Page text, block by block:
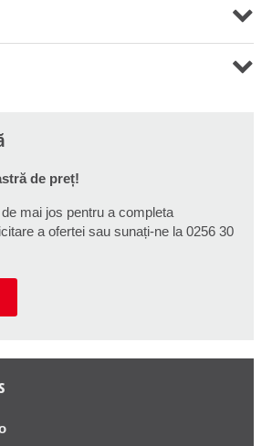
de preț!
mai jos pentru a completa
a ofertei sau sunați-ne la 0256 30